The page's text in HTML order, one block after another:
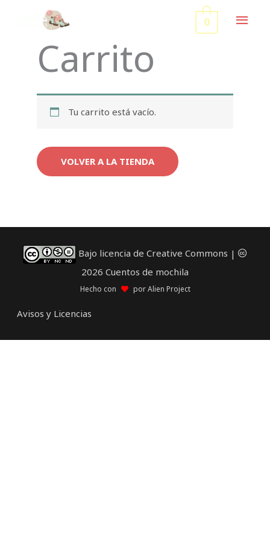
0
Carrito
Tu carrito está vacío.
VOLVER A LA TIENDA
Bajo licencia de Creative Commons |
2026 Cuentos de mochila
Hecho con porAlien Project
Avisos y Licencias